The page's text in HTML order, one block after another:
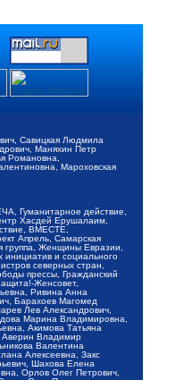
Савицкая Людмила
Маняхин Петр
Романовна,
Мароховская
Гуманитарное действие,
Хасдей Ерушалаим,
ВМЕСТЕ,
Апрель, Самарская
Женщины Евразии,
инициатив и социального
северных стран,
прессы, Гражданский
Женсовет,
Ривина Анна
Барахоев Магомед
Лев Александрович,
Марина Владимировна,
Акимова Татьяна
Аверин Владимир
Валентина
Алексеевна, Закс
Шахова Елена
Орлов Олег Петрович,